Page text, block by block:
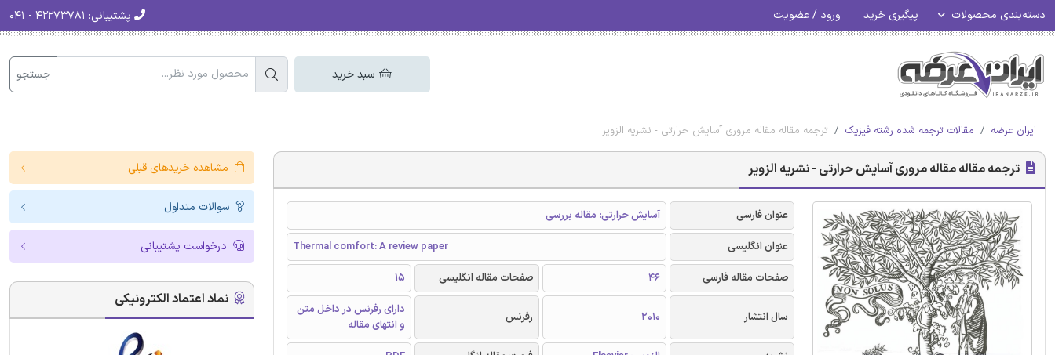
دسته‌بندی محصولات پیگیری خرید ورود / عضویت پشتیبانی:
سبد خرید جستجو
ایران عرضه مقالات ترجمه شده رشته فیزیک ترجمه مقاله مقاله مروری آسایش حرارتی - نشریه الزویر
ترجمه مقاله مقاله مروری آسایش حرارتی - نشریه الزویر
عنوان فارسی
آسایش حرارتی: مقاله بررسی
عنوان انگلیسی
Thermal comfort: A review paper
صفحات مقاله فارسی
46 صفحات مقاله انگلیسی 15
سال انتشار 2010 رفرنس
دارای رفرنس در داخل متن
و انتهای مقاله
مشاهده خریدهای قبلی
سوالات متداول
درخواست پشتیبانی
نماد اعتماد الکترونیکی